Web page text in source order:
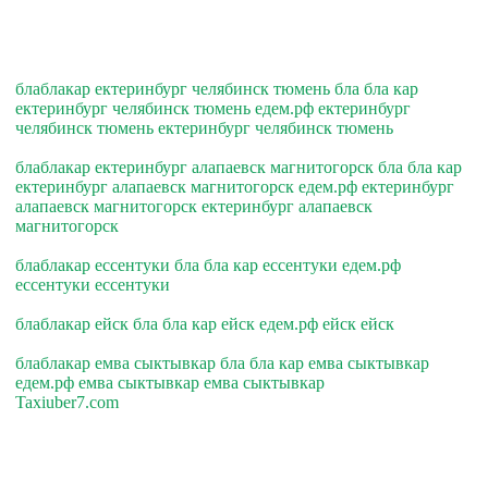
блаблакар ектеринбург челябинск тюмень бла бла кар
ектеринбург челябинск тюмень едем.рф ектеринбург
челябинск тюмень ектеринбург челябинск тюмень
блаблакар ектеринбург алапаевск магнитогорск бла бла кар
ектеринбург алапаевск магнитогорск едем.рф ектеринбург
алапаевск магнитогорск ектеринбург алапаевск
магнитогорск
блаблакар ессентуки бла бла кар ессентуки едем.рф
ессентуки ессентуки
блаблакар ейск бла бла кар ейск едем.рф ейск ейск
блаблакар емва сыктывкар бла бла кар емва сыктывкар
едем.рф емва сыктывкар емва сыктывкар
Taxiuber7.com